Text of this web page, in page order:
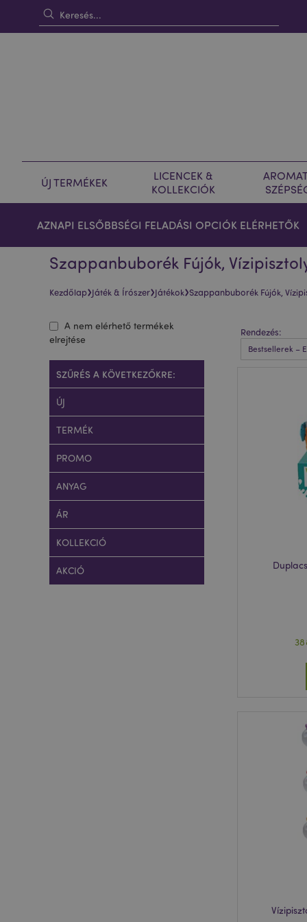
ÚJ TERMÉKEK
LICENCEK &
KOLLEKCIÓK
AZNAPI ELSŐBBSÉGI FELADÁSI OPCIÓK ELÉRHETŐK
Szappanbuborék Fújók,
Kezdőlap›Játék & Írószer›Játékok›Szappanbuborék Fújók,
Rendezés:
A nem elérhető termékek
elrejtése
SZŰRÉS A KÖVETKEZŐKRE:
ÚJ
TERMÉK
PROMO
ANYAG
ÁR
KOLLEKCIÓ
AKCIÓ